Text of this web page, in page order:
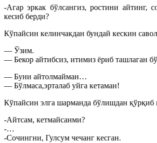
-Агар эркак бўлсангиз, ростини айтинг,
кесиб берди?
Кўпайсин келинчакдан бундай кескин
— Ўзим.
— Бекор айтибсиз, итимиз ёриб ташлаган
— Буни айтолмайман…
— Бўлмаса,эрталаб уйга кетаман!
Кўпайсин элга шарманда бўлишдан қўрқиб
-Айтсам, кетмайсанми?
-…
-Сочингни, Гулсум чечанг кесган.